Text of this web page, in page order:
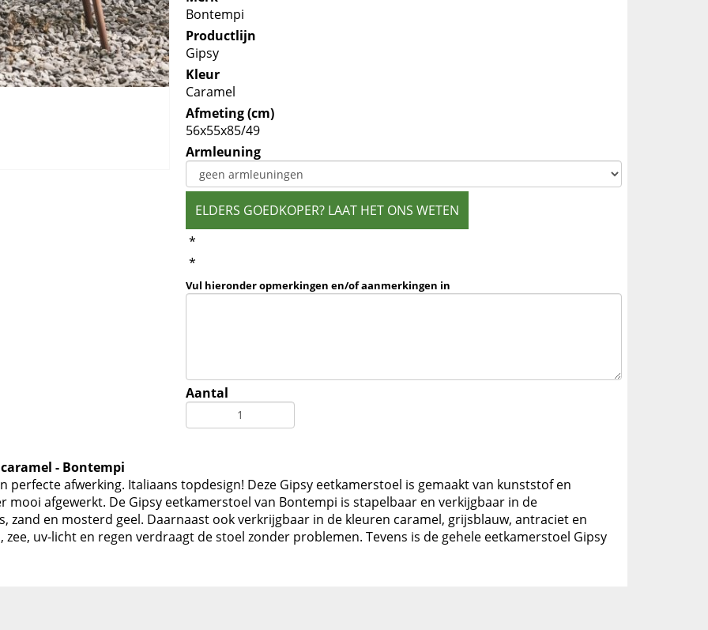
Bontempi
Productlijn
Gipsy
Kleur
Caramel
Afmeting (cm)
56x55x85/49
Armleuning
ELDERS GOEDKOPER? LAAT HET ONS WETEN
*
*
Vul hieronder opmerkingen en/of aanmerkingen in
Aantal
- Bontempi
afwerking. Italiaans topdesign! Deze Gipsy eetkamerstoel is gemaakt van kunststof en
mooi afgewerkt. De Gipsy eetkamerstoel van Bontempi is stapelbaar en verkijgbaar in de
zand en mosterd geel. Daarnaast ook verkrijgbaar in de kleuren caramel, grijsblauw, antraciet en
uv-licht en regen verdraagt de stoel zonder problemen. Tevens is de gehele eetkamerstoel Gipsy